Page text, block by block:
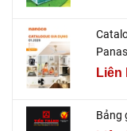
Liên
Bảng